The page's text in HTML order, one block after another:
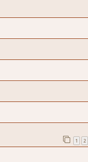
1 2